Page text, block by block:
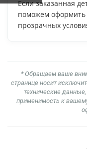
Если заказанная
поможем оформить
прозрачных
* Обращаем ваше
странице носит
технические
применимость к